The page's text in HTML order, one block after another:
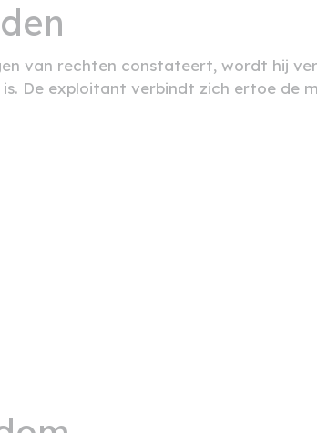
van rechten constateert, wordt hij
De exploitant verbindt zich ertoe de